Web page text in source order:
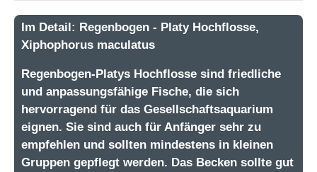
Im Detail: Regenbogen - Platy Hochflosse,
Xiphophorus maculatus
Regenbogen-Platys Hochflosse sind friedliche
und anpassungsfähige Fische, die sich
hervorragend für das Gesellschaftsaquarium
eignen. Sie sind auch für Anfänger sehr zu
empfehlen und sollten mindestens in kleinen
Gruppen gepflegt werden. Das Becken sollte gut